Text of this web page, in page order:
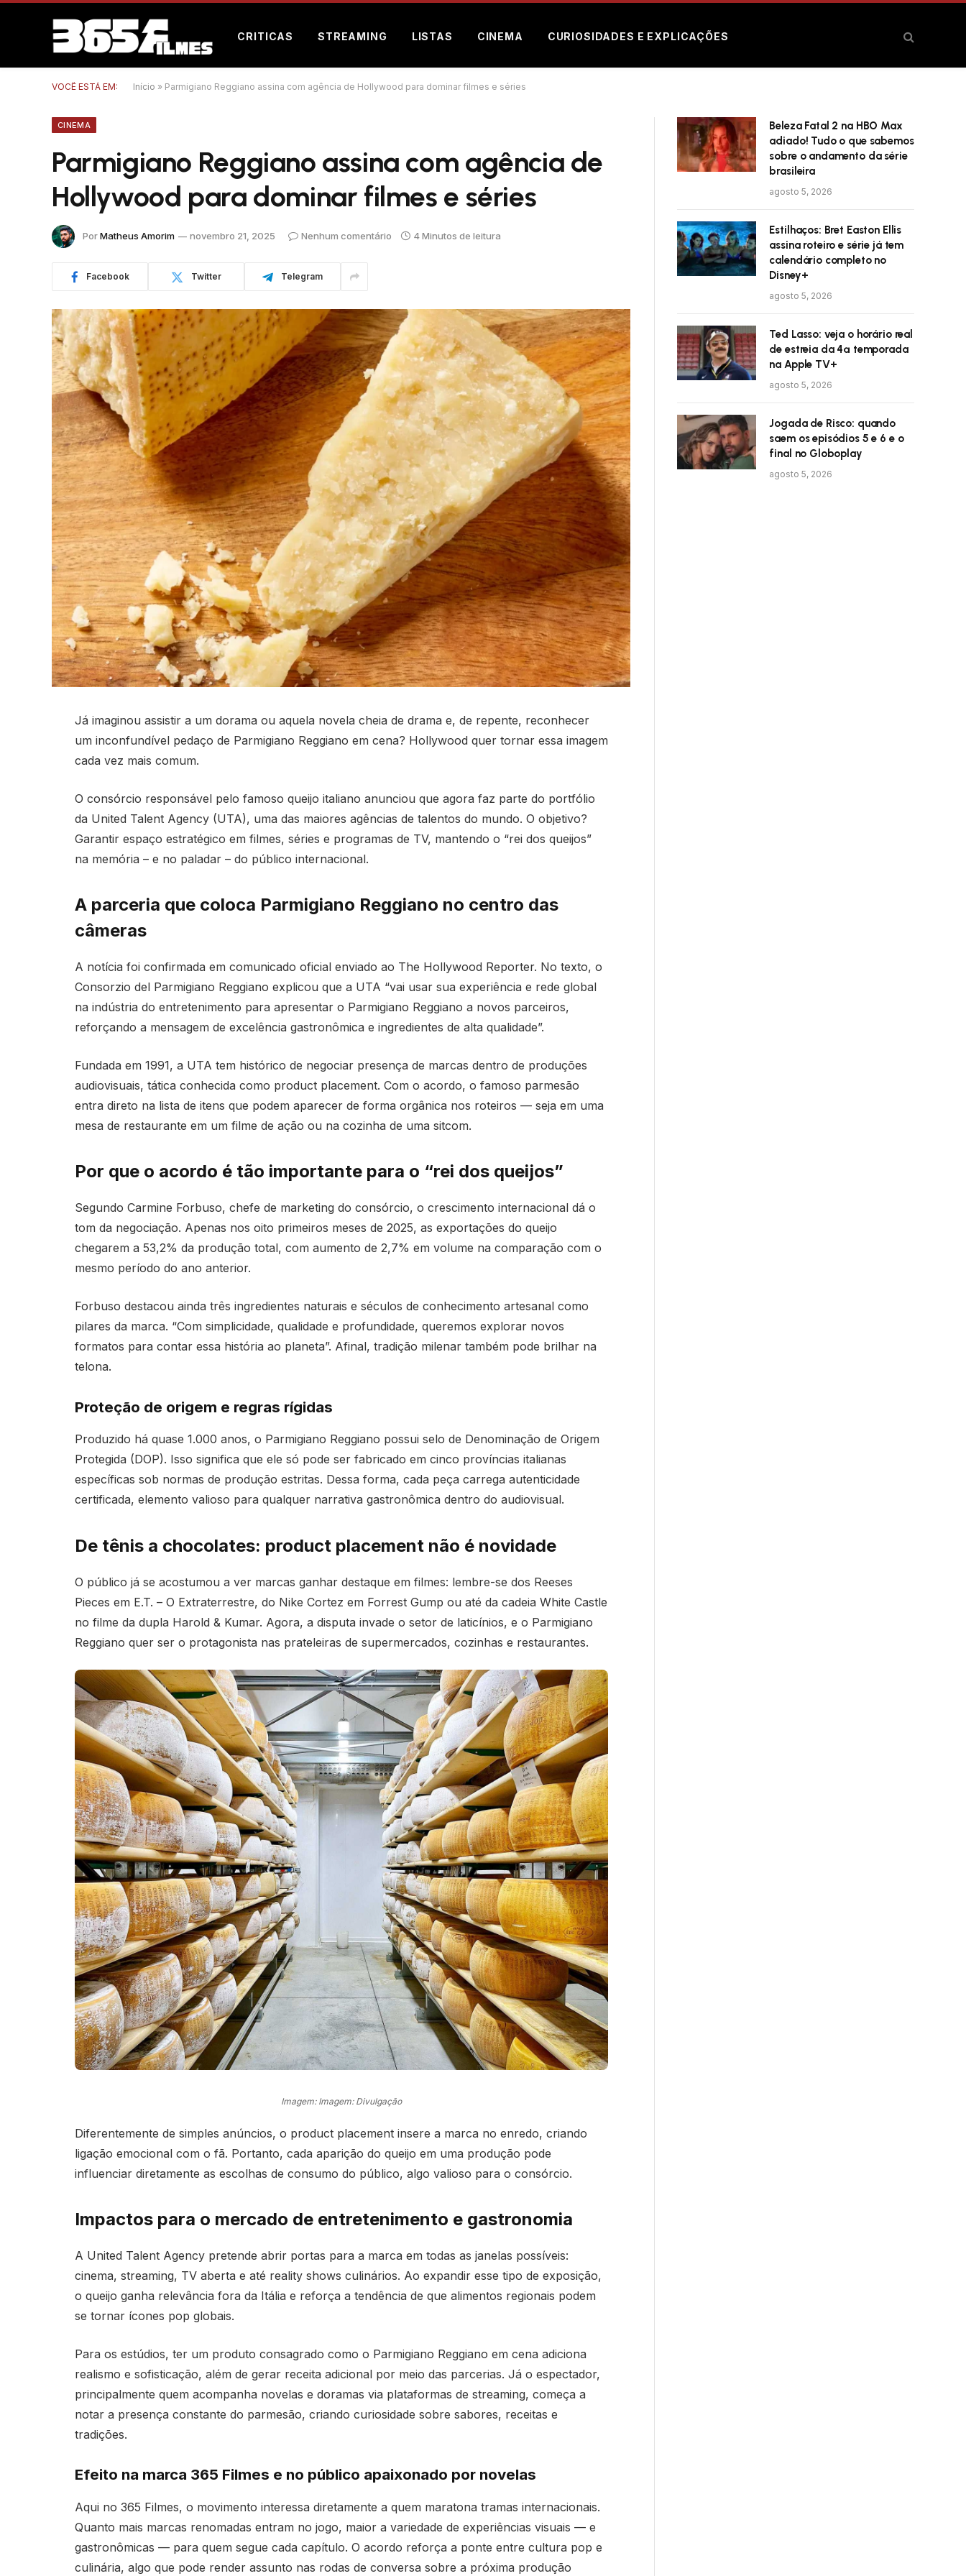
CRITICAS STREAMING LISTAS CINEMA CURIOSIDADES E EXPLICAÇÕES
VOCÊ ESTÁ EM: Início » Parmigiano Reggiano assina com agência de Hollywood para dominar filmes e séries
CINEMA
Parmigiano Reggiano assina com agência de
Hollywood para dominar filmes e séries
PorMatheus Amorim novembro 21, 2025 Nenhum comentário 4 Minutos de leitura
Facebook Twitter Telegram
Já imaginou assistir a um dorama ou aquela novela cheia de drama e, de repente, reconhecer
um inconfundível pedaço de Parmigiano Reggiano em cena? Hollywood quer tornar essa imagem
cada vez mais comum.
O consórcio responsável pelo famoso queijo italiano anunciou que agora faz parte do portfólio
da United Talent Agency (UTA), uma das maiores agências de talentos do mundo. O objetivo?
Garantir espaço estratégico em filmes, séries e programas de TV, mantendo o “rei dos queijos”
na memória – e no paladar – do público internacional.
A parceria que coloca Parmigiano Reggiano no centro das
câmeras
A notícia foi confirmada em comunicado oficial enviado ao The Hollywood Reporter. No texto, o
Consorzio del Parmigiano Reggiano explicou que a UTA “vai usar sua experiência e rede global
na indústria do entretenimento para apresentar o Parmigiano Reggiano a novos parceiros,
reforçando a mensagem de excelência gastronômica e ingredientes de alta qualidade”.
Fundada em 1991, a UTA tem histórico de negociar presença de marcas dentro de produções
audiovisuais, tática conhecida como product placement. Com o acordo, o famoso parmesão
entra direto na lista de itens que podem aparecer de forma orgânica nos roteiros — seja em uma
mesa de restaurante em um filme de ação ou na cozinha de uma sitcom.
Por que o acordo é tão importante para o “rei dos queijos”
Segundo Carmine Forbuso, chefe de marketing do consórcio, o crescimento internacional dá o
tom da negociação. Apenas nos oito primeiros meses de 2025, as exportações do queijo
chegarem a 53,2% da produção total, com aumento de 2,7% em volume na comparação com o
mesmo período do ano anterior.
Forbuso destacou ainda três ingredientes naturais e séculos de conhecimento artesanal como
pilares da marca. “Com simplicidade, qualidade e profundidade, queremos explorar novos
formatos para contar essa história ao planeta”. Afinal, tradição milenar também pode brilhar na
telona.
Proteção de origem e regras rígidas
Produzido há quase 1.000 anos, o Parmigiano Reggiano possui selo de Denominação de Origem
Protegida (DOP). Isso significa que ele só pode ser fabricado em cinco províncias italianas
específicas sob normas de produção estritas. Dessa forma, cada peça carrega autenticidade
certificada, elemento valioso para qualquer narrativa gastronômica dentro do audiovisual.
De tênis a chocolates: product placement não é novidade
O público já se acostumou a ver marcas ganhar destaque em filmes: lembre-se dos Reeses
Pieces em E.T. – O Extraterrestre, do Nike Cortez em Forrest Gump ou até da cadeia White Castle
no filme da dupla Harold & Kumar. Agora, a disputa invade o setor de laticínios, e o Parmigiano
Reggiano quer ser o protagonista nas prateleiras de supermercados, cozinhas e restaurantes.
Imagem: Imagem: Divulgação
Diferentemente de simples anúncios, o product placement insere a marca no enredo, criando
ligação emocional com o fã. Portanto, cada aparição do queijo em uma produção pode
influenciar diretamente as escolhas de consumo do público, algo valioso para o consórcio.
Impactos para o mercado de entretenimento e gastronomia
A United Talent Agency pretende abrir portas para a marca em todas as janelas possíveis:
cinema, streaming, TV aberta e até reality shows culinários. Ao expandir esse tipo de exposição,
o queijo ganha relevância fora da Itália e reforça a tendência de que alimentos regionais podem
se tornar ícones pop globais.
Para os estúdios, ter um produto consagrado como o Parmigiano Reggiano em cena adiciona
realismo e sofisticação, além de gerar receita adicional por meio das parcerias. Já o espectador,
principalmente quem acompanha novelas e doramas via plataformas de streaming, começa a
notar a presença constante do parmesão, criando curiosidade sobre sabores, receitas e
tradições.
Efeito na marca 365 Filmes e no público apaixonado por novelas
Aqui no 365 Filmes, o movimento interessa diretamente a quem maratona tramas internacionais.
Quanto mais marcas renomadas entram no jogo, maior a variedade de experiências visuais — e
gastronômicas — para quem segue cada capítulo. O acordo reforça a ponte entre cultura pop e
culinária, algo que pode render assunto nas rodas de conversa sobre a próxima produção
Beleza Fatal 2 na HBO Max
adiado! Tudo o que sabemos
sobre o andamento da série
brasileira
agosto 5, 2026
Estilhaços: Bret Easton Ellis
assina roteiro e série já tem
calendário completo no
Disney+
agosto 5, 2026
Ted Lasso: veja o horário real
de estreia da 4ª temporada
na Apple TV+
agosto 5, 2026
Jogada de Risco: quando
saem os episódios 5 e 6 e o
final no Globoplay
agosto 5, 2026